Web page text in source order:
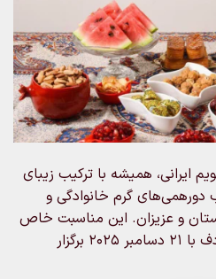
ایرانی، همیشه با ترکیب زیبای
گرم خانوادگی و
و عزیزان. این مناسبت خاص
در یکشنبه ۳۰ آذر ۱۴۰۴ مصادف با ۲۱ دسامبر ۲۰۲۵ برگزار